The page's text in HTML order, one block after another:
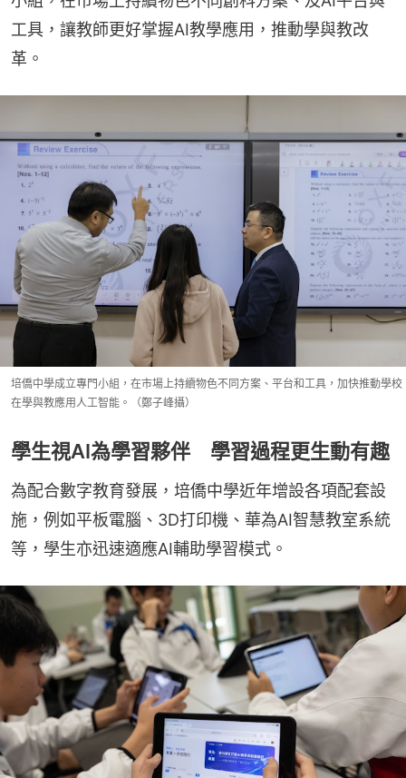
工具，讓教師更好掌握AI教學應用，推動學與教改
革。
培僑中學成立專門小組，在市場上持續物色不同方案、平台和工具，加快推動學校
在學與教應用人工智能。（鄭子峰攝）
學生視AI為學習夥伴 學習過程更生動有趣
為配合數字教育發展，培僑中學近年增設各項配套設
施，例如平板電腦、3D打印機、華為AI智慧教室系統
等，學生亦迅速適應AI輔助學習模式。